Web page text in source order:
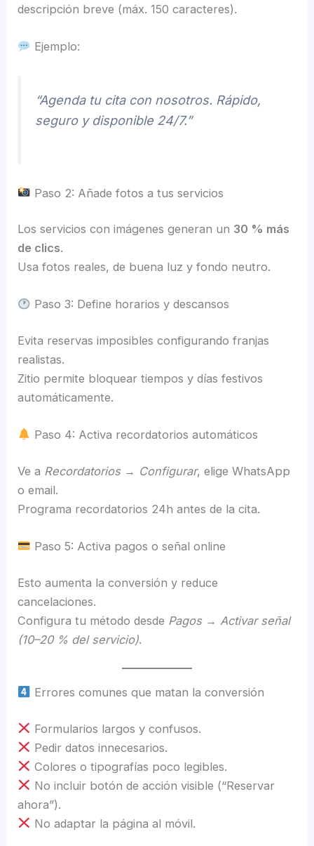
descripción breve (máx. 150 caracteres).
Ejemplo:
“Agenda tu cita con nosotros. Rápido,
seguro y disponible 24/7.”
Paso 2: Añade fotos a tus servicios
Los servicios con imágenes generan un 30 % más
de clics.
Usa fotos reales, de buena luz y fondo neutro.
Paso 3: Define horarios y descansos
Evita reservas imposibles configurando franjas
realistas.
Zitio permite bloquear tiempos y días festivos
automáticamente.
Paso 4: Activa recordatorios automáticos
Ve a Recordatorios → Configurar, elige WhatsApp
o email.
Programa recordatorios 24h antes de la cita.
Paso 5: Activa pagos o señal online
Esto aumenta la conversión y reduce
cancelaciones.
Configura tu método desde Pagos → Activar señal
(10–20 % del servicio).
Errores comunes que matan la conversión
Formularios largos y confusos.
Pedir datos innecesarios.
Colores o tipografías poco legibles.
No incluir botón de acción visible (“Reservar
ahora”).
No adaptar la página al móvil.